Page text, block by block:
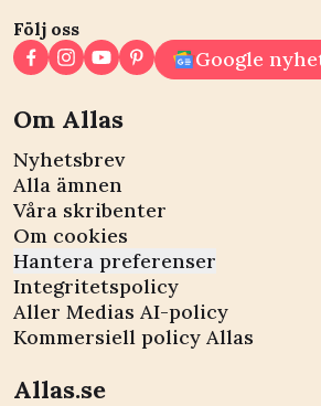
Följ oss
Google
Om Allas
Nyhetsbrev
Alla ämnen
Våra skribenter
Om cookies
Hantera preferenser
Integritetspolicy
Aller Medias AI-policy
Kommersiell policy Allas
Allas.se